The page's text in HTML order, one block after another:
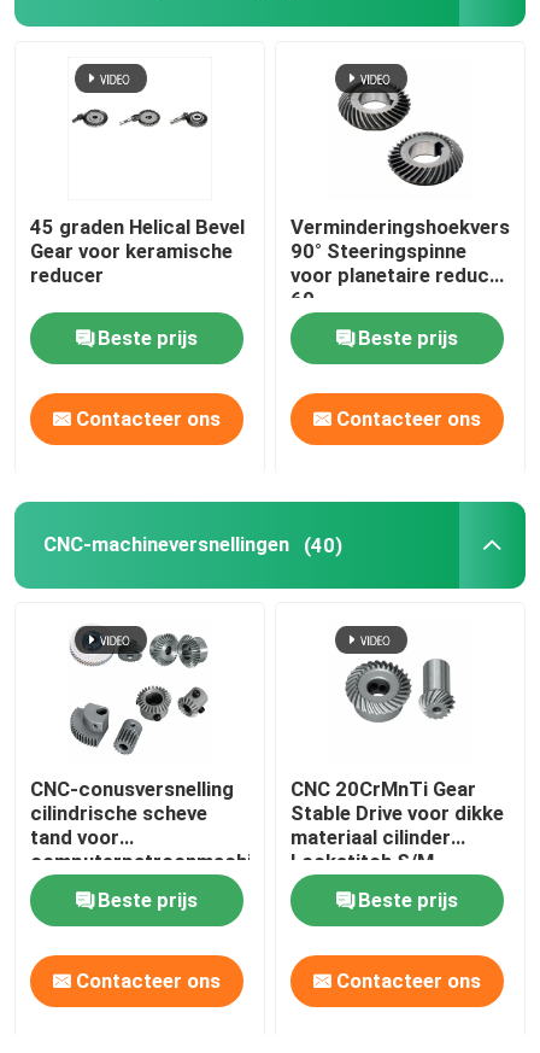
Fabriekstour
Neem contact met ons op
Nieuws
Gevallen
Vraag een offerte
Slijpgereedschap
verminderingstoestel
CNC-machineversnellingen
Robotversnelling
Hypoïde uitrusting
45 graden Helical Bevel
Gear voor keramische
reducer
Beste prijs
Contacteer ons
90° Steeringspinne
voor planetaire reducer
60
Beste prijs
Contacteer ons
CNC-machineversnellingen (40)
CNC-conusversnelling
cilindrische scheve
tand voor
computerpatroonmachine
Beste prijs
Contacteer ons
CNC 20CrMnTi Gear
Stable Drive voor dikke
materiaal cilinder
Lockstitch S/M
Beste prijs
Contacteer ons